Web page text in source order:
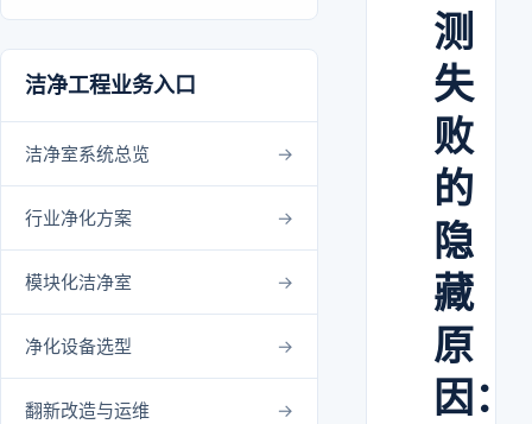
洁净工程业务入口
洁净室系统总览
行业净化方案
模块化洁净室
净化设备选型
翻新改造与运维
测
失
败
的
隐
藏
原
因：